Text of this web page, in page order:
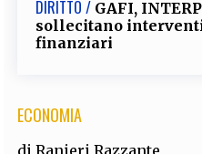
DIRITTO / GAFI,
sollecitano
finanziari
ECONOMIA
diRanieri Razzante